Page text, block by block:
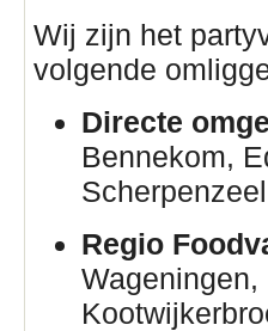
Wij zijn het
volgende
Directe
Bennekom,
Regio